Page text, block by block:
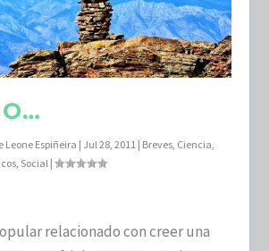
O…
Leone Espiñeira | Jul 28, 2011 | Breves Ciencia
Social |
relacionado con creer una